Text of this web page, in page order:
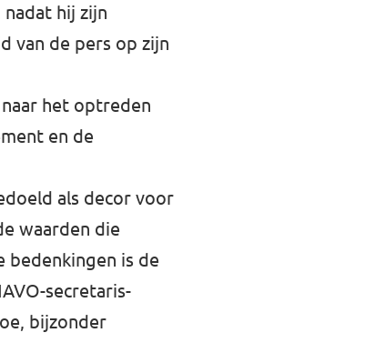
hij zijn
van de pers op zijn
het optreden
en de
als decor voor
waarden die
bedenkingen is de
secretaris-
bijzonder